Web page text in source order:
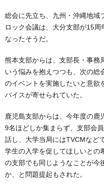
総会に先立ち、九州・沖縄地域
ロック会議は、大分支部が15
なったそうだ。
熊本支部からは、支部長・事務
いう悩みを抱えつつも、次の総
のイベントを実施したいと意欲
バイスが寄せられていた。
鹿児島支部からは、今年度の鹿
9名ほどしか集まらず、支部会
話し、大学当局にはTVCMなど
学生の入学を促してほしいとの
の支部でも同じようなことが今
か、と問題提起もされた。